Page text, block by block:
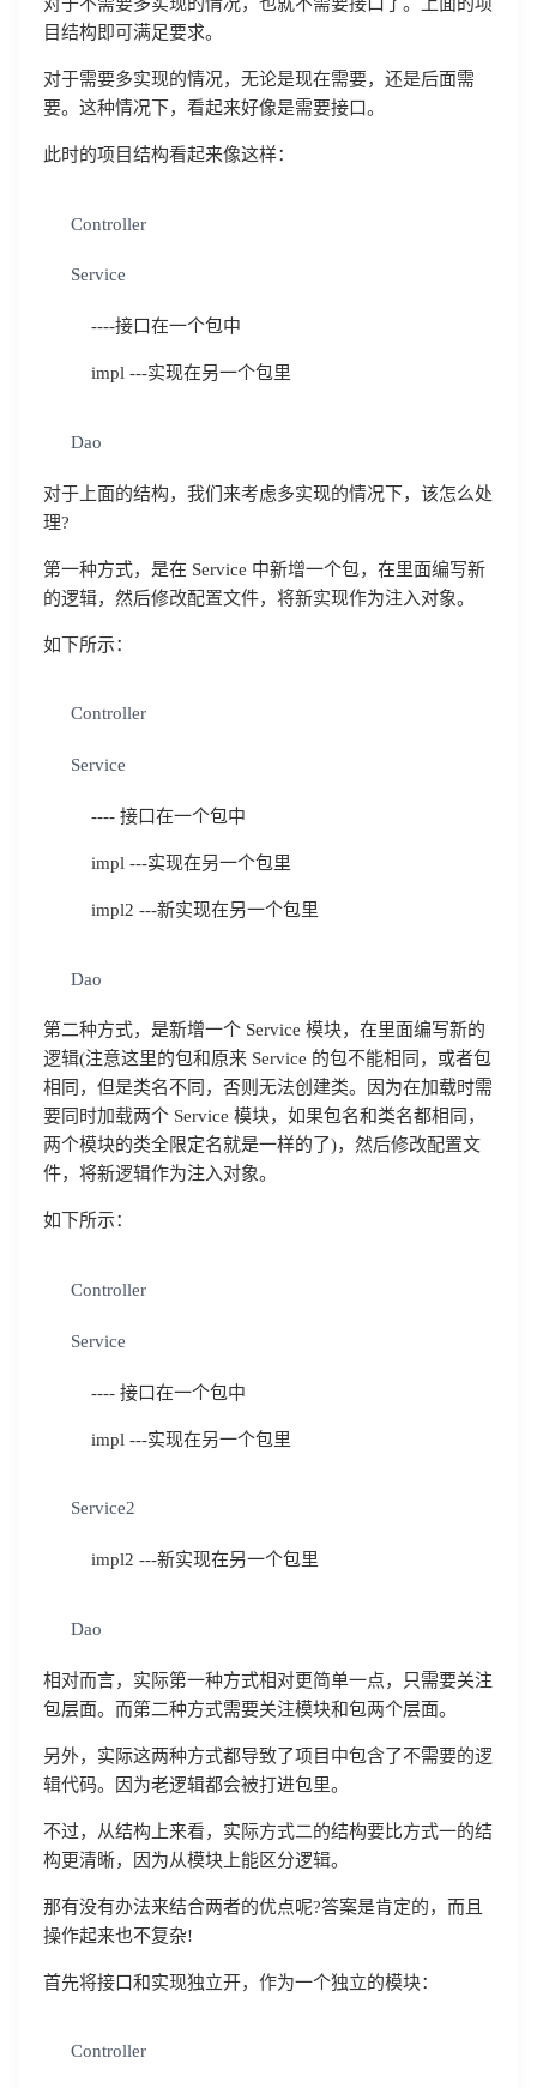
目结构即可满足要求。
对于需要多实现的情况，无论是现在需要，还是后面需
要。这种情况下，看起来好像是需要接口。
此时的项目结构看起来像这样：
Controller
Service
----接口在一个包中
impl ---实现在另一个包里
Dao
对于上面的结构，我们来考虑多实现的情况下，该怎么处
理?
第一种方式，是在 Service 中新增一个包，在里面编写新
的逻辑，然后修改配置文件，将新实现作为注入对象。
如下所示：
Controller
Service
---- 接口在一个包中
impl ---实现在另一个包里
impl2 ---新实现在另一个包里
Dao
第二种方式，是新增一个 Service 模块，在里面编写新的
逻辑(注意这里的包和原来 Service 的包不能相同，或者包
相同，但是类名不同，否则无法创建类。因为在加载时需
要同时加载两个 Service 模块，如果包名和类名都相同，
两个模块的类全限定名就是一样的了)，然后修改配置文
件，将新逻辑作为注入对象。
如下所示：
Controller
Service
---- 接口在一个包中
impl ---实现在另一个包里
Service2
impl2 ---新实现在另一个包里
Dao
相对而言，实际第一种方式相对更简单一点，只需要关注
包层面。而第二种方式需要关注模块和包两个层面。
另外，实际这两种方式都导致了项目中包含了不需要的逻
辑代码。因为老逻辑都会被打进包里。
不过，从结构上来看，实际方式二的结构要比方式一的结
构更清晰，因为从模块上能区分逻辑。
那有没有办法来结合两者的优点呢?答案是肯定的，而且
操作起来也不复杂!
首先将接口和实现独立开，作为一个独立的模块：
Controller